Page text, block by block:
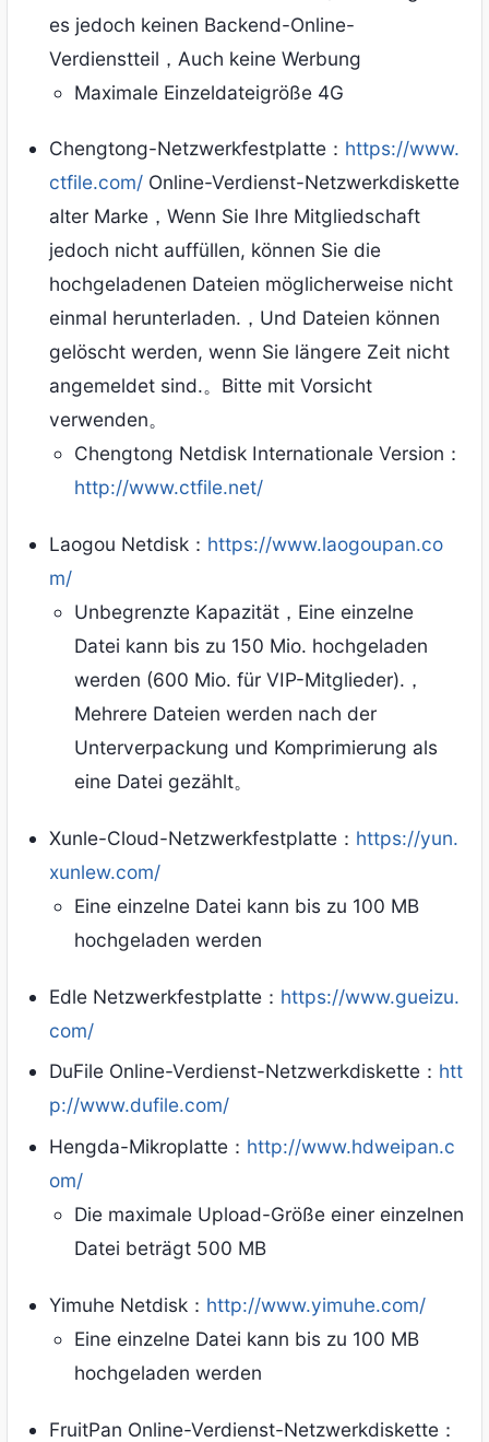
es jedoch keinen Backend-Online-
Verdienstteil，Auch keine Werbung
Maximale Einzeldateigröße 4G
Chengtong-Netzwerkfestplatte： https://www.
ctfile.com/ Online-Verdienst-Netzwerkdiskette
alter Marke，Wenn Sie Ihre Mitgliedschaft
jedoch nicht auffüllen, können Sie die
hochgeladenen Dateien möglicherweise nicht
einmal herunterladen.，Und Dateien können
gelöscht werden, wenn Sie längere Zeit nicht
angemeldet sind.。Bitte mit Vorsicht
verwenden。
Chengtong Netdisk Internationale Version：
http://www.ctfile.net/
Laogou Netdisk： https://www.laogoupan.co
m/
Unbegrenzte Kapazität，Eine einzelne
Datei kann bis zu 150 Mio. hochgeladen
werden (600 Mio. für VIP-Mitglieder).，
Mehrere Dateien werden nach der
Unterverpackung und Komprimierung als
eine Datei gezählt。
Xunle-Cloud-Netzwerkfestplatte： https://yun.
xunlew.com/
Eine einzelne Datei kann bis zu 100 MB
hochgeladen werden
Edle Netzwerkfestplatte： https://www.gueizu.
com/
DuFile Online-Verdienst-Netzwerkdiskette： htt
p://www.dufile.com/
Hengda-Mikroplatte： http://www.hdweipan.c
om/
Die maximale Upload-Größe einer einzelnen
Datei beträgt 500 MB
Yimuhe Netdisk： http://www.yimuhe.com/
Eine einzelne Datei kann bis zu 100 MB
hochgeladen werden
FruitPan Online-Verdienst-Netzwerkdiskette：